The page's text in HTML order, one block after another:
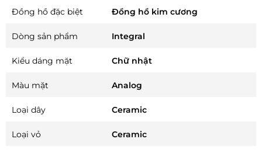
Đồng hồ đặc biệt Đồng hồ kim cương
Dòng sản phẩm Integral
Kiểu dáng mặt Chữ nhật
Màu mặt Analog
Loại dây Ceramic
Loại vỏ Ceramic